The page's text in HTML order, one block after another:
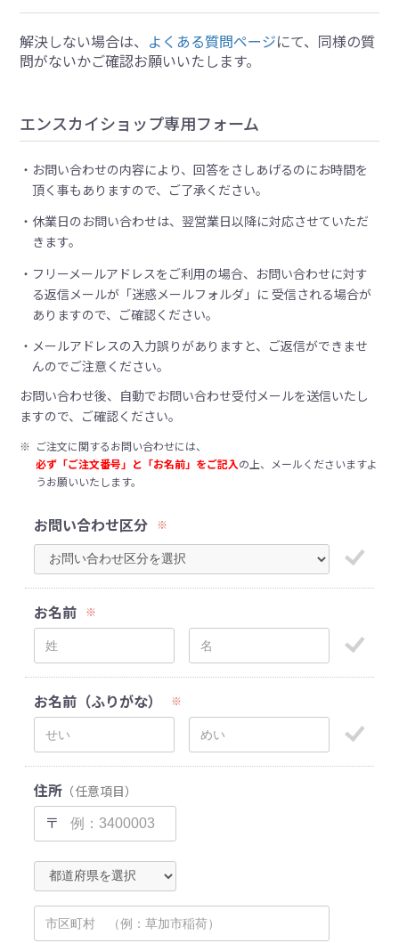
解決しない場合は、 よくある質問ページにて、同様の質
問がないかご確認お願いいたします。
エンスカイショップ専用フォーム
お問い合わせの内容により、回答をさしあげるのにお時間を
頂く事もありますので、ご了承ください。
休業日のお問い合わせは、翌営業日以降に対応させていただ
きます。
フリーメールアドレスをご利用の場合、お問い合わせに対す
る返信メールが「迷惑メールフォルダ」に 受信される場合が
ありますので、ご確認ください。
メールアドレスの入力誤りがありますと、ご返信ができませ
んのでご注意ください。
お問い合わせ後、自動でお問い合わせ受付メールを送信いたし
ますので、ご確認ください。
※ ご注文に関するお問い合わせには、
必ず「ご注文番号」と「お名前」をご記入の上、メールくださいますよ
うお願いいたします。
お問い合わせ区分 ※
お名前 ※
お名前（ふりがな） ※
住所 （任意項目）
〒